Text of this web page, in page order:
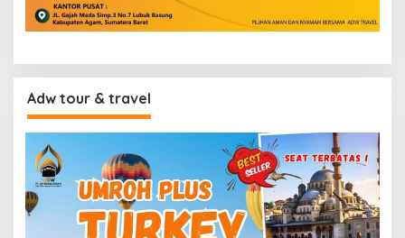
Adw tour & travel